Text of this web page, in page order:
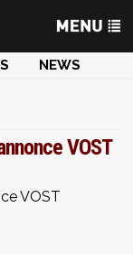
NEWS
VOST
VOST